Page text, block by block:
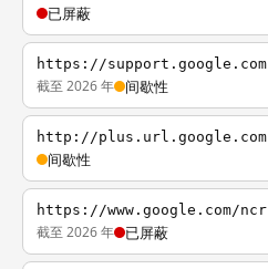
已屏蔽
https://support.google.com
截至 2026 年 间歇性
http://plus.url.google.com
间歇性
https://www.google.com/ncr
截至 2026 年 已屏蔽